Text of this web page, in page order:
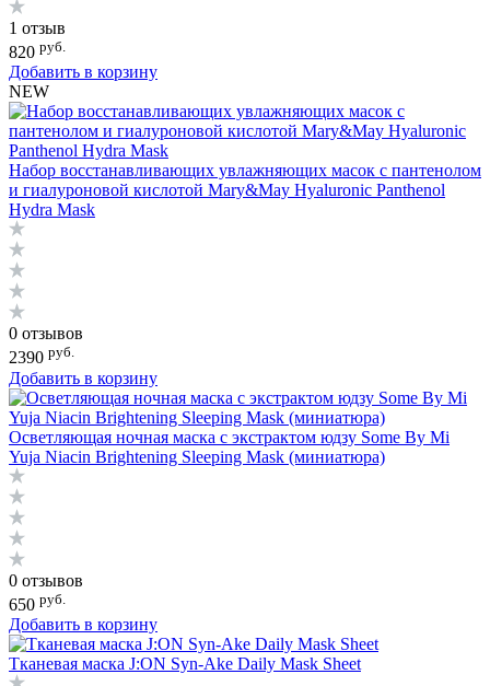
1 отзыв
820 руб.
Добавить в корзину
NEW
Набор восстанавливающих увлажняющих масок с пантенолом
и гиалуроновой кислотой Mary&May Hyaluronic Panthenol
Hydra Mask
0 отзывов
2390 руб.
Добавить в корзину
Осветляющая ночная маска с экстрактом юдзу Some By Mi
Yuja Niacin Brightening Sleeping Mask (миниатюра)
0 отзывов
650 руб.
Добавить в корзину
Тканевая маска J:ON Syn-Ake Daily Mask Sheet